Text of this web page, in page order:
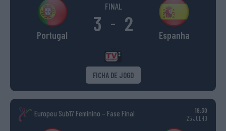
Portugal
FINAL
3 - 2 Espanha
FICHA DE JOGO
Europeu Sub17 Feminino – Fase Final
19:30
25 JULHO